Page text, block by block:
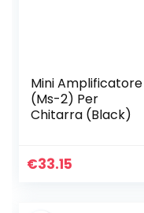
Mini Amplificatore
(Ms-2) Per
Chitarra (Black)
€33.15